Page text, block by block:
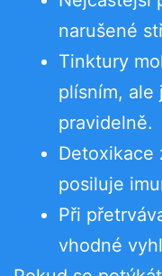
narušené
Tinktury
plísním,
pravidelně.
Detoxikace
posiluje
Při
vhodné